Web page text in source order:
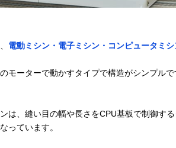
電動ミシン・電子ミシン・コンピュータミシ
モーターで動かすタイプで構造がシンプル
は、縫い目の幅や長さをCPU基板で制御す
っています。